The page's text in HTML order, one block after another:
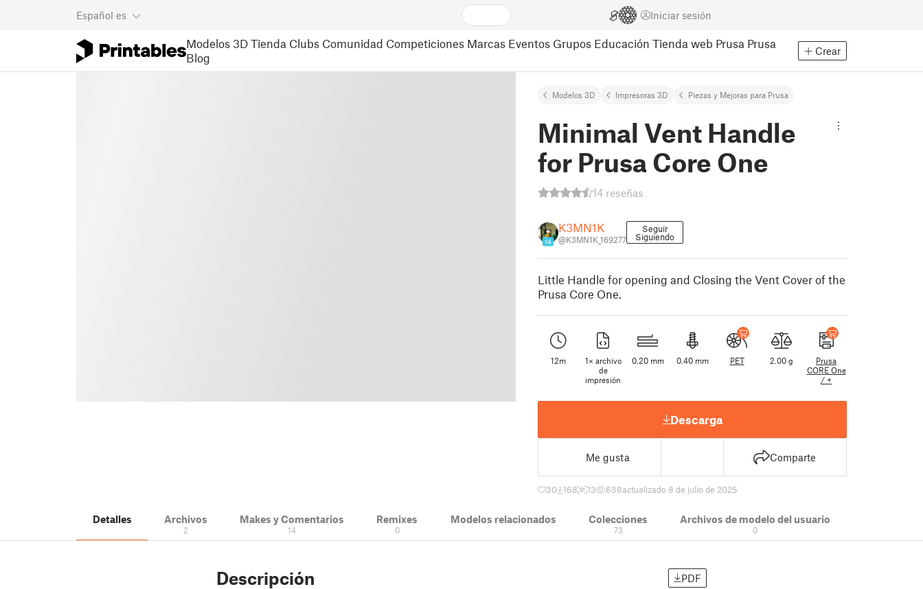
Español es Iniciar sesión
Modelos 3D Tienda Clubs Comunidad Competiciones Marcas Eventos Grupos Educación Tienda web Prusa Prusa
Blog
Crear
Modelos 3D Impresoras 3D Piezas y Mejoras para Prusa
Minimal Vent Handle
for Prusa Core One
14 reseñas
14
K3MN1K
@K3MN1K_169277
Seguir
Siguiendo
Little Handle for opening and Closing the Vent Cover of the
Prusa Core One.
12m
1× archivo
de
impresión
0.20 mm 0.40 mm PET 2.00 g
Prusa
CORE One
/ +
Descarga
Me gusta Comparte
30 168 13 638actualizado 8 de julio de 2025
Detalles Archivos
2
Makes y Comentarios
14
Remixes
0
Modelos relacionados Colecciones
73
Archivos de modelo del usuario
0
Descripción PDF